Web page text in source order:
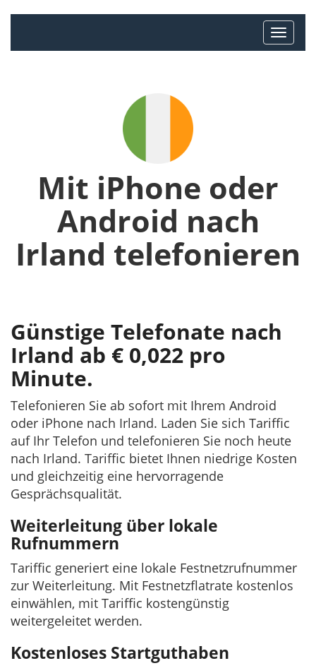
Mit iPhone oder
Android nach
Irland telefonieren
Günstige Telefonate nach
Irland ab € 0,022 pro
Minute.
Telefonieren Sie ab sofort mit Ihrem Android
oder iPhone nach Irland. Laden Sie sich Tariffic
auf Ihr Telefon und telefonieren Sie noch heute
nach Irland. Tariffic bietet Ihnen niedrige Kosten
und gleichzeitig eine hervorragende
Gesprächsqualität.
Weiterleitung über lokale
Rufnummern
Tariffic generiert eine lokale Festnetzrufnummer
zur Weiterleitung. Mit Festnetzflatrate kostenlos
einwählen, mit Tariffic kostengünstig
weitergeleitet werden.
Kostenloses Startguthaben